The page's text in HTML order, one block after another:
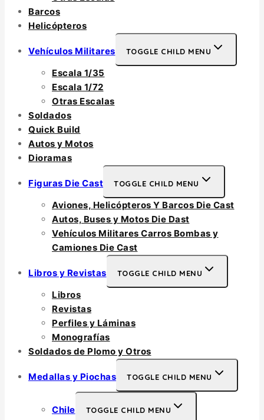
Barcos
Helicópteros
Vehículos Militares TOGGLE CHILD MENU
Escala 1/35
Escala 1/72
Otras Escalas
Soldados
Quick Build
Autos y Motos
Dioramas
Figuras Die Cast TOGGLE CHILD MENU
Aviones, Helicópteros Y Barcos Die Cast
Autos, Buses y Motos Die Dast
Vehículos Militares Carros Bombas y
Camiones Die Cast
Libros y Revistas TOGGLE CHILD MENU
Libros
Revistas
Perfiles y Láminas
Monografías
Soldados de Plomo y Otros
Medallas y Piochas TOGGLE CHILD MENU
Chile TOGGLE CHILD MENU